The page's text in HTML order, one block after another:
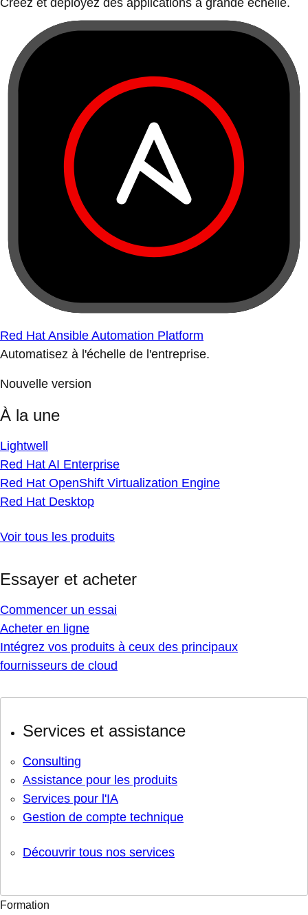
Créez et déployez des applications à grande échelle.
Red Hat Ansible Automation Platform
Automatisez à l'échelle de l'entreprise.
Nouvelle version
À la une
Lightwell
Red Hat AI Enterprise
Red Hat OpenShift Virtualization Engine
Red Hat Desktop
Voir tous les produits
Essayer et acheter
Commencer un essai
Acheter en ligne
Intégrez vos produits à ceux des principaux
fournisseurs de cloud
Services et assistance
Consulting
Assistance pour les produits
Services pour l'IA
Gestion de compte technique
Découvrir tous nos services
Formation